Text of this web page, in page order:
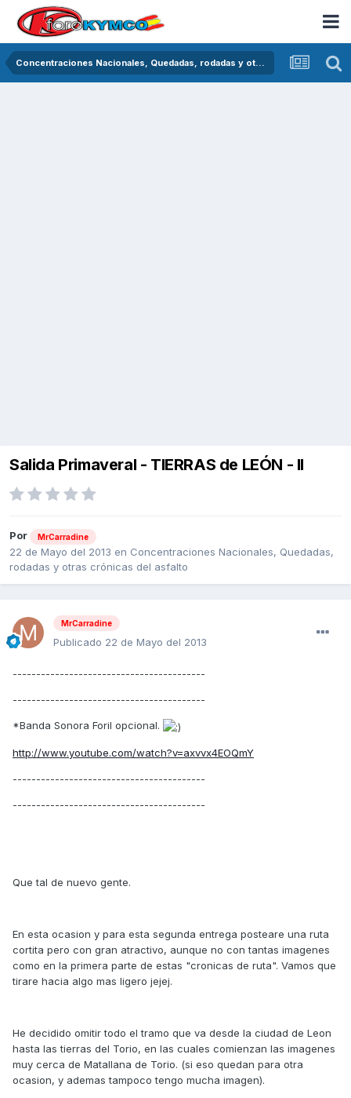
Concentraciones Nacionales, Quedadas, rodadas y otras crónicas del asfalto
Salida Primaveral - TIERRAS de LEÓN - II
Por MrCarradine
22 de Mayo del 2013 en Concentraciones Nacionales, Quedadas,
rodadas y otras crónicas del asfalto
MrCarradine
Publicado 22 de Mayo del 2013
-----------------------------------------
-----------------------------------------
*Banda Sonora Foril opcional.
http://www.youtube.com/watch?v=axvvx4EOQmY
-----------------------------------------
-----------------------------------------
Que tal de nuevo gente.
En esta ocasion y para esta segunda entrega posteare una ruta
cortita pero con gran atractivo, aunque no con tantas imagenes
como en la primera parte de estas "cronicas de ruta". Vamos que
tirare hacia algo mas ligero jejej.
He decidido omitir todo el tramo que va desde la ciudad de Leon
hasta las tierras del Torio, en las cuales comienzan las imagenes
muy cerca de Matallana de Torio. (si eso quedan para otra
ocasion, y ademas tampoco tengo mucha imagen).